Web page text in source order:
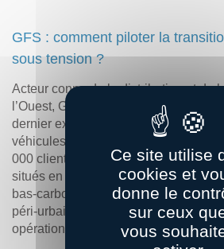
GFS : comment piloter la
sous tension ?
Acteur connu de la distribution et de
l’Ouest, GFS a réalisé 70 M€ de
dernier exercice clos, l’entité exploite
véhicules moteurs (environ 400
000 clients par jour depuis plusieurs
situés en Bretagne. L’entreprise
bas-carbone sur les usages courts
péri-urbains, où l’électrique apporte
opérationnels concrets.Lire la suite…
Ce site utilise
cookies et
donne le
sur ceux
vous